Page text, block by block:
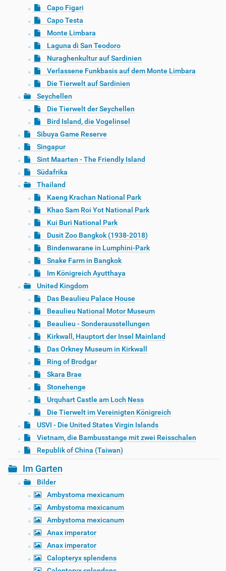
Capo Figari
Capo Testa
Monte Limbara
Laguna di San Teodoro
Nuraghenkultur auf Sardinien
Verlassene Funkbasis auf dem Monte Limbara
Die Tierwelt auf Sardinien
Seychellen
Die Tierwelt der Seychellen
Bird Island, die Vogelinsel
Sibuya Game Reserve
Singapur
Sint Maarten - The Friendly Island
Südafrika
Thailand
Kaeng Krachan National Park
Khao Sam Roi Yot National Park
Kui Buri National Park
Dusit Zoo Bangkok (1938-2018)
Bindenwarane in Lumphini-Park
Snake Farm in Bangkok
Im Königreich Ayutthaya
United Kingdom
Das Beaulieu Palace House
Beaulieu National Motor Museum
Beaulieu - Sonderausstellungen
Kirkwall, Hauptort der Insel Mainland
Das Orkney Museum in Kirkwall
Ring of Brodgar
Skara Brae
Stonehenge
Urquhart Castle am Loch Ness
Die Tierwelt im Vereinigten Königreich
USVI - Die United States Virgin Islands
Vietnam, die Bambusstange mit zwei Reisschalen
Republik of China (Taiwan)
Im Garten
Bilder
Ambystoma mexicanum
Ambystoma mexicanum
Ambystoma mexicanum
Anax imperator
Anax imperator
Calopteryx splendens